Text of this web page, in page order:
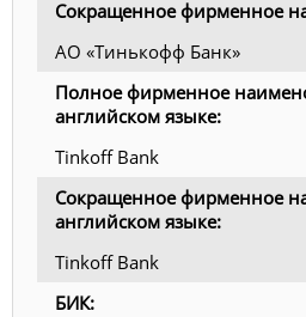
Сокращенное фирменное
АО «Тинькофф Банк»
Полное фирменное
английском языке:
Tinkoff Bank
Сокращенное фирменное
английском языке:
Tinkoff Bank
БИК: